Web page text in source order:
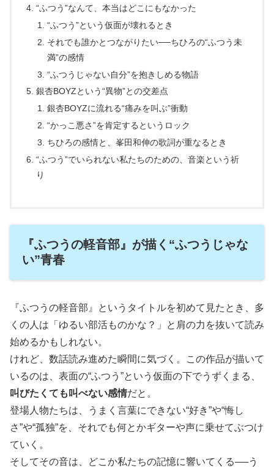
“ふつう”なんて、本当はどこにもなかった
“ふつう”という仮面が壊れるとき
それでも誰かとつながりたい──ちひろの“ふつう未
満”の感情
“ふつうじゃない自分”を抱きしめる物語
銀杏BOYZという“異物”との交差点
銀杏BOYZに流れる“痛みを叫ぶ”衝動
“かっこ悪さ”を肯定するというロック
ちひろの感情と、峯田和伸の歌詞が重なるとき
“ふつう”でいられない私たちのための、音楽という祈
り
『ふつうの軽音部』が描く“ふつうじゃな
い”青春
『ふつうの軽音部』というタイトルを初めて見たとき、多
くの人は「ゆるい部活ものかな？」と肩の力を抜いて読み
始めるかもしれない。
けれど、数話読み進めた瞬間に気づく。この作品が描いて
いるのは、表面の“ふつう”という仮面の下でうずくまる、
叫びたくても叫べない感情だと。
登場人物たちは、うまく言葉にできない“好き”や“悔し
さ”や“孤独”を、それでも何とかギターや声に乗せてぶつけ
ていく。
そしてその音は、どこか私たちの記憶に響いてくる──う